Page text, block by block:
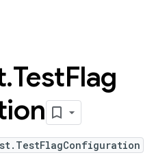
.TestFlag